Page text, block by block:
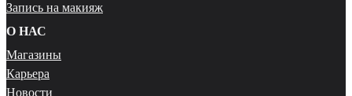
Запись на макияж
О НАС
Магазины
Карьера
Новости